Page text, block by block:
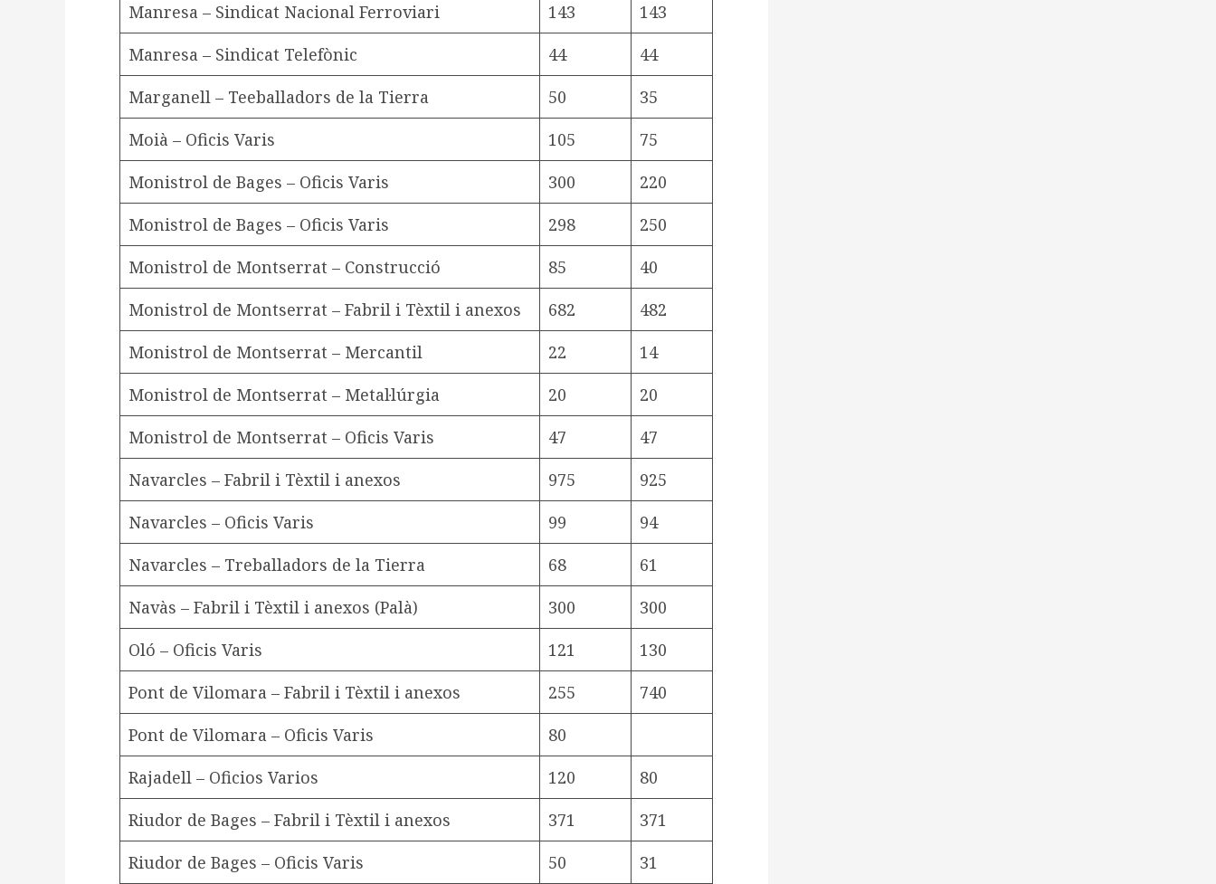
Manresa – Sindicat Nacional Ferroviari
143
143
Manresa – Sindicat Telefònic
44
44
Marganell – Teeballadors de la Tierra
50
35
Moià – Oficis Varis
105
75
Monistrol de Bages – Oficis Varis
300
220
Monistrol de Bages – Oficis Varis
298
250
Monistrol de Montserrat – Construcció
85
40
Monistrol de Montserrat – Fabril i Tèxtil i anexos
682
482
Monistrol de Montserrat – Mercantil
22
14
Monistrol de Montserrat – Metal·lúrgia
20
20
Monistrol de Montserrat – Oficis Varis
47
47
Navarcles – Fabril i Tèxtil i anexos
975
925
Navarcles – Oficis Varis
99
94
Navarcles – Treballadors de la Tierra
68
61
Navàs – Fabril i Tèxtil i anexos (Palà)
300
300
Oló – Oficis Varis
121
130
Pont de Vilomara – Fabril i Tèxtil i anexos
255
740
Pont de Vilomara – Oficis Varis
80
Rajadell – Oficios Varios
120
80
Riudor de Bages – Fabril i Tèxtil i anexos
371
371
Riudor de Bages – Oficis Varis
50 31